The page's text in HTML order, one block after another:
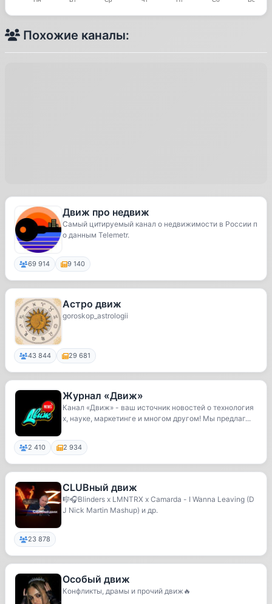
Похожие каналы:
Движ про недвиж
Самый цитируемый канал о недвижимости в России п
о данным Telemetr.
69 914 9 140
Астро движ
goroskop_astrologii
43 844 29 681
Журнал «Движ»
Канал «Движ» - ваш источник новостей о технология
х, науке, маркетинге и многом другом! Мы предлаг...
2 410 2 934
CLUBный движ
🎼🎧Blinders x LMNTRX x Camarda - I Wanna Leaving (D
J Nick Martin Mashup) и др.
23 878
Особый движ
Конфликты, драмы и прочий движ🔥